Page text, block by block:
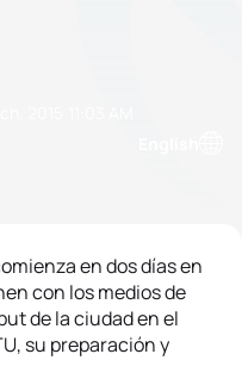
en dos días en
con los medios de
de la ciudad en el
su preparación y